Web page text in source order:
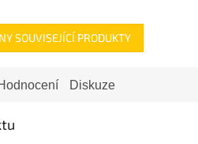
SOUVISEJÍCÍ PRODUKTY
Diskuze